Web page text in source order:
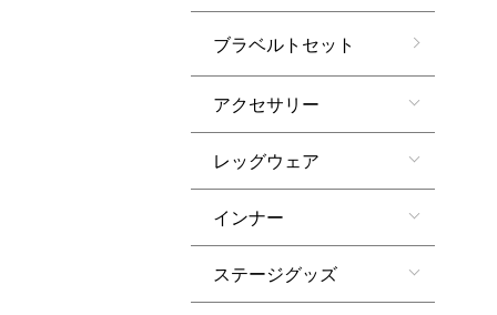
ブラベルトセット
アクセサリー
レッグウェア
インナー
ステージグッズ